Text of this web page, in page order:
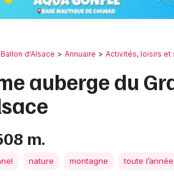
Ballon d'Alsace Annuaire Activités, loisirs et
auberge du
m.
nature montagne toute l’année
et alentours Haut-Rhin (68)